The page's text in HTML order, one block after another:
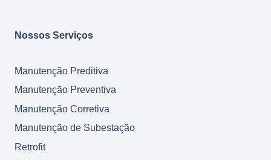
Nossos Serviços
Manutenção Preditiva
Manutenção Preventiva
Manutenção Corretiva
Manutenção de Subestação
Retrofit